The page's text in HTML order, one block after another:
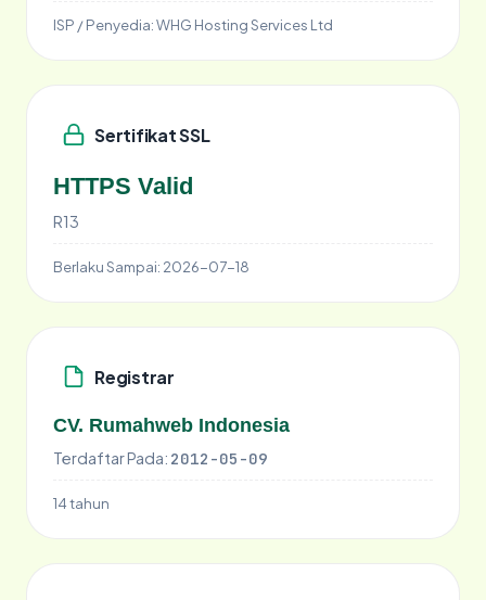
ISP / Penyedia:WHG Hosting Services Ltd
Sertifikat SSL
HTTPS Valid
R13
Berlaku Sampai: 2026-07-18
Registrar
CV. Rumahweb Indonesia
Terdaftar Pada: 2012-05-09
14 tahun